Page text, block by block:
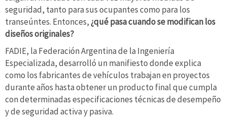
seguridad, tanto para sus ocupantes como para los
transeúntes. Entonces,¿qué pasa cuando se modifican los
diseños originales?
FADIE, la Federación Argentina de la Ingeniería
Especializada, desarrolló un manifiesto donde explica
como los fabricantes de vehículos trabajan en proyectos
durante años hasta obtener un producto final que cumpla
con determinadas especificaciones técnicas de desempeño
y de seguridad activa y pasiva.